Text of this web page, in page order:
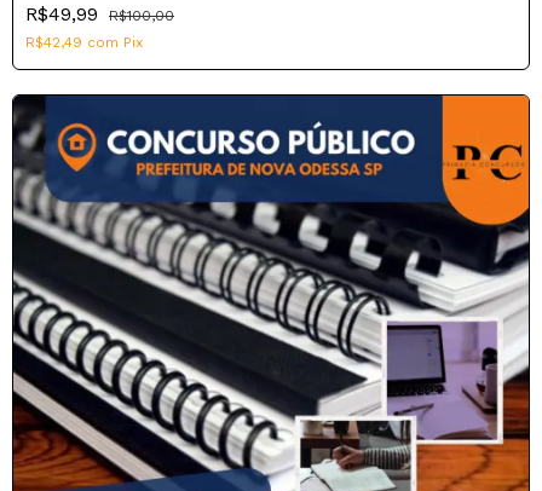
R$49,99
R$100,00
R$42,49 com Pix